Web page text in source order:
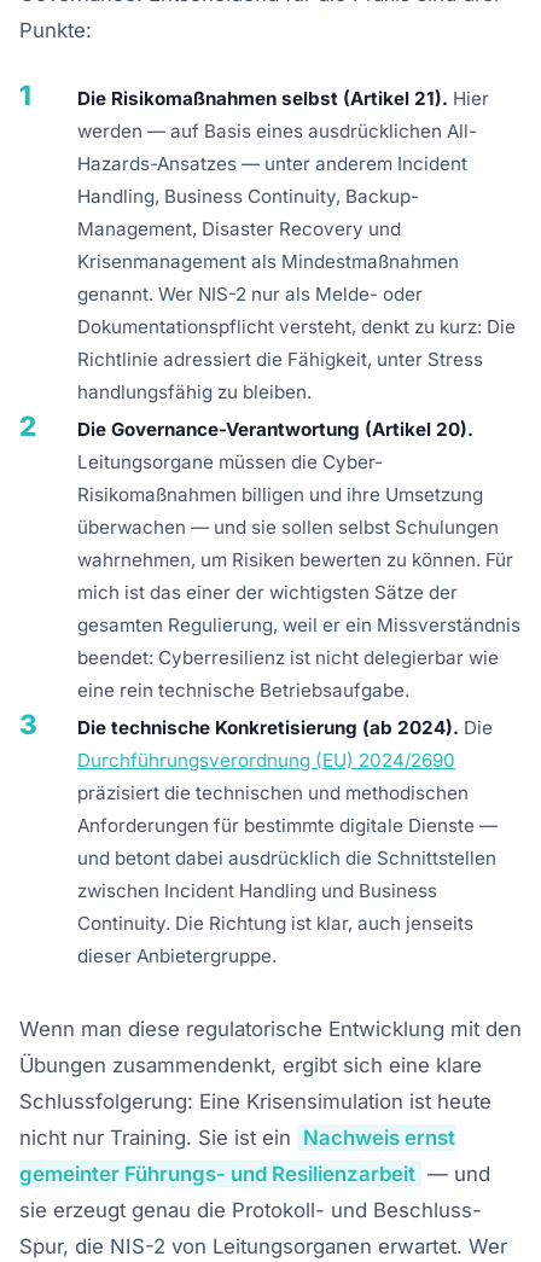
Punkte:
1 Die Risikomaßnahmen selbst (Artikel 21). Hier
werden — auf Basis eines ausdrücklichen All-
Hazards-Ansatzes — unter anderem Incident
Handling, Business Continuity, Backup-
Management, Disaster Recovery und
Krisenmanagement als Mindestmaßnahmen
genannt. Wer NIS-2 nur als Melde- oder
Dokumentationspflicht versteht, denkt zu kurz: Die
Richtlinie adressiert die Fähigkeit, unter Stress
handlungsfähig zu bleiben.
2
Die Governance-Verantwortung (Artikel 20).
Leitungsorgane müssen die Cyber-
Risikomaßnahmen billigen und ihre Umsetzung
überwachen — und sie sollen selbst Schulungen
wahrnehmen, um Risiken bewerten zu können. Für
mich ist das einer der wichtigsten Sätze der
gesamten Regulierung, weil er ein Missverständnis
beendet: Cyberresilienz ist nicht delegierbar wie
eine rein technische Betriebsaufgabe.
3 Die technische Konkretisierung (ab 2024). Die
Durchführungsverordnung (EU) 2024/2690
präzisiert die technischen und methodischen
Anforderungen für bestimmte digitale Dienste —
und betont dabei ausdrücklich die Schnittstellen
zwischen Incident Handling und Business
Continuity. Die Richtung ist klar, auch jenseits
dieser Anbietergruppe.
Wenn man diese regulatorische Entwicklung mit den
Übungen zusammendenkt, ergibt sich eine klare
Schlussfolgerung: Eine Krisensimulation ist heute
nicht nur Training. Sie ist ein Nachweis ernst
gemeinter Führungs- und Resilienzarbeit — und
sie erzeugt genau die Protokoll- und Beschluss-
Spur, die NIS-2 von Leitungsorganen erwartet. Wer